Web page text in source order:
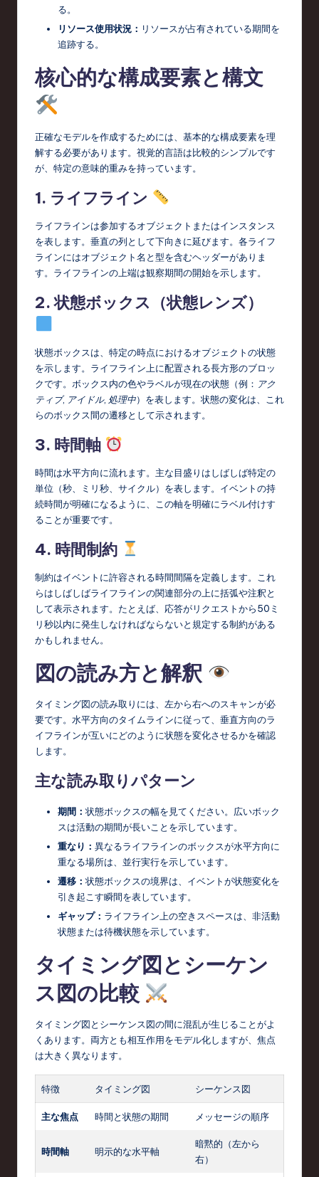
o
る。
リソース使用状況： リソースが占有されている期間を
追跡する。
核心的な構成要素と構文
正確なモデルを作成するためには、基本的な構成要素を理
解する必要があります。視覚的言語は比較的シンプルです
が、特定の意味的重みを持っています。
1. ライフライン
ライフラインは参加するオブジェクトまたはインスタンス
を表します。垂直の列として下向きに延びます。各ライフ
ラインにはオブジェクト名と型を含むヘッダーがありま
す。ライフラインの上端は観察期間の開始を示します。
2. 状態ボックス（状態レンズ）
状態ボックスは、特定の時点におけるオブジェクトの状態
を示します。ライフライン上に配置される長方形のブロッ
クです。ボックス内の色やラベルが現在の状態（例： アク
ティブ, アイドル, 処理中）を表します。状態の変化は、これ
らのボックス間の遷移として示されます。
3. 時間軸
時間は水平方向に流れます。主な目盛りはしばしば特定の
単位（秒、ミリ秒、サイクル）を表します。イベントの持
続時間が明確になるように、この軸を明確にラベル付けす
ることが重要です。
4. 時間制約
制約はイベントに許容される時間間隔を定義します。これ
らはしばしばライフラインの関連部分の上に括弧や注釈と
して表示されます。たとえば、応答がリクエストから50ミ
リ秒以内に発生しなければならないと規定する制約がある
かもしれません。
図の読み方と解釈
タイミング図の読み取りには、左から右へのスキャンが必
要です。水平方向のタイムラインに従って、垂直方向のラ
イフラインが互いにどのように状態を変化させるかを確認
します。
主な読み取りパターン
期間： 状態ボックスの幅を見てください。広いボック
スは活動の期間が長いことを示しています。
重なり： 異なるライフラインのボックスが水平方向に
重なる場所は、並行実行を示しています。
遷移： 状態ボックスの境界は、イベントが状態変化を
引き起こす瞬間を表しています。
ギャップ： ライフライン上の空きスペースは、非活動
状態または待機状態を示しています。
タイミング図とシーケン
ス図の比較
タイミング図とシーケンス図の間に混乱が生じることがよ
くあります。両方とも相互作用をモデル化しますが、焦点
は大きく異なります。
特徴 タイミング図 シーケンス図
主な焦点 時間と状態の期間 メッセージの順序
時間軸 明示的な水平軸
暗黙的（左から
右）